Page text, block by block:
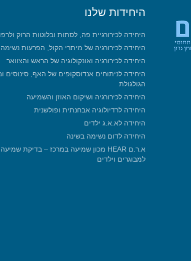
היחידות שלנו
היחידה לכירורגיית פה, לסתות ובלוטות הרוק
היחידה לכירורגיה של מיתרי הקול, הפרעות נשימה
היחידה לכירורגיה ואונקולוגיה של הראש והצוואר
היחידה לניתוחים אנדוסקופים של האף, סינוסים
הגולגולת
היחידה לכירורגיה ושיקום האוזן והשמיעה
היחידה לרדיולוגיה אבחנתית ופולשנית
היחידה לא.א.ג ילדים
היחידה לדום נשימה בשינה
א.ר.ם HEAR מכון שמיעה במרכז – בדיקת שמיעה
למבוגרים וילדים